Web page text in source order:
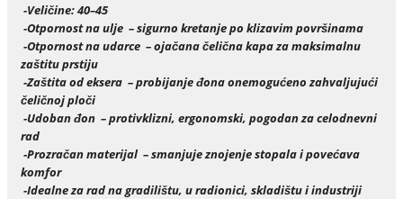
-Veličine: 40–45
-Otpornost na ulje – sigurno kretanje po klizavim površinama
-Otpornost na udarce – ojačana čelična kapa za maksimalnu
zaštitu prstiju
-Zaštita od eksera – probijanje đona onemogućeno zahvaljujući
čeličnoj ploči
-Udoban đon – protivklizni, ergonomski, pogodan za celodnevni
rad
-Prozračan materijal – smanjuje znojenje stopala i povećava
komfor
-Idealne za rad na gradilištu, u radionici, skladištu i industriji